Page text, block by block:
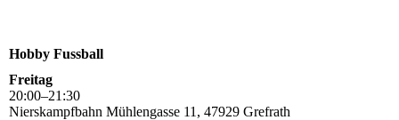
Hobby Fussball
Freitag
20:00–21 :30
Nierskampfbahn Mühlengasse 11, 47929 Grefrath